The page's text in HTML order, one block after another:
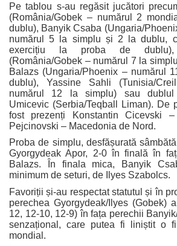
Pe tablou s-au regăsit jucători
(România/Gobek – numărul 2
dublu), Banyik Csaba (Ungaria/
numărul 5 la simplu și 2 la dublu,
exercițiu la proba de dublu),
(România/Gobek – numărul 7 la
Balazs (Ungaria/Phoenix – numărul
dublu), Yassine Sahli (Tunisia/
numărul 12 la simplu) sau dublul
Umicevic (Serbia/Teqball Liman). De
fost prezenți Konstantin Cicevski
Pejcinovski – Macedonia de Nord.
Proba de simplu, desfășurată
Gyorgydeak Apor, 2-0 în finală în
Balazs. În finala mica, Banyik
minimum de seturi, de Ilyes Szabolcs.
Favoriții și-au respectat statutul și în
perechea Gyorgydeak/Ilyes (Gobek)
12, 12-10, 12-9) în fața perechii
senzațional, care putea fi liniștit o
mondial.